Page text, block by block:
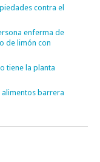
contra el
enferma de
de limón con
tiene la planta
barrera